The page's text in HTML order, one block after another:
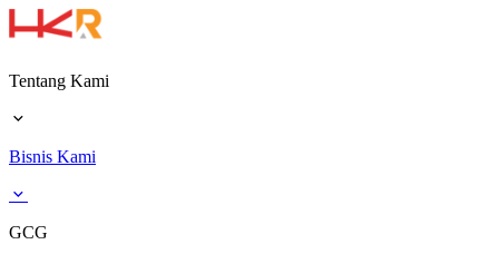
Tentang Kami
Bisnis Kami
GCG